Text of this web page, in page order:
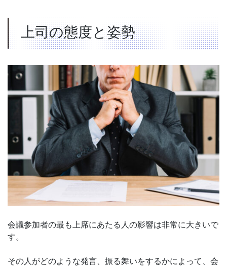
上司の態度と姿勢
会議参加者の最も上席にあたる人の影響は非常に大きいで
す。
その人がどのような発言、振る舞いをするかによって、会